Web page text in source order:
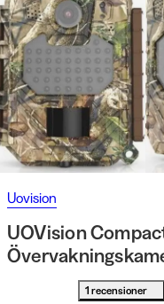
Uovision
UOVision
1 recensioner